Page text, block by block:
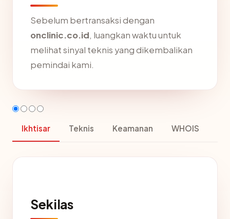
Sebelum bertransaksi dengan
onclinic.co.id, luangkan waktu untuk
melihat sinyal teknis yang dikembalikan
pemindai kami.
Ikhtisar Teknis Keamanan WHOIS
Sekilas